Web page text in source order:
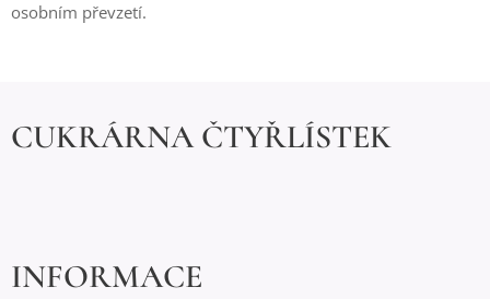
osobním převzetí.
CUKRÁRNA ČTYŘLÍSTEK
INFORMACE